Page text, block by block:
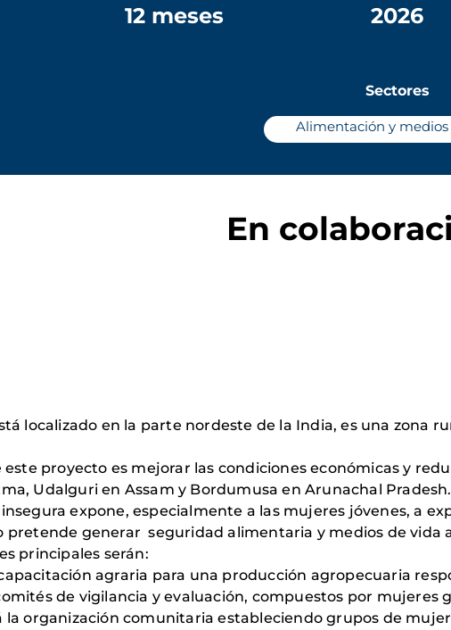
12 meses 2026
Sectores
Alimentación y medios
En
localizado en la parte nordeste de la India, es una zona
este proyecto es mejorar las condiciones económicas y
Udalguri en Assam y Bordumusa en Arunachal Pradesh.
expone, especialmente a las mujeres jóvenes, a
pretende generar seguridad alimentaria y medios de vida
principales serán:
agraria para una producción agropecuaria
de vigilancia y evaluación, compuestos por mujeres
la organización comunitaria estableciendo grupos de